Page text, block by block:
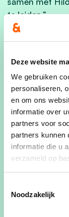
Deze website
We gebruiken
personaliseren,
en om ons
informatie over
partners voor
partners kunnen
informatie die u
verzameld op
Noodzakelijk
te leiden.”
cd&v:
“Hilde en
voor West-
verschillende
expertise
zijn. Hilde
branding in de
afgelopen
gezinnen,